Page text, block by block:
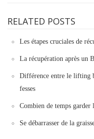
RELATED POSTS
Les étapes cruciales de
La récupération après
Différence entre le lifting
fesses
Combien de temps garder
Se débarrasser de la